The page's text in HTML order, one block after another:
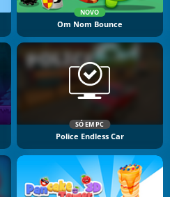
NOVO
Om Nom Bounce
SÓ EM PC
Police Endless Car